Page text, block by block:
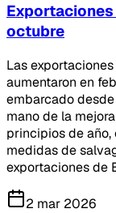
Exportaciones
octubre
Las
aumentaron en
embarcado
mano de la
principios de
medidas de
exportaciones de
2 mar 2026